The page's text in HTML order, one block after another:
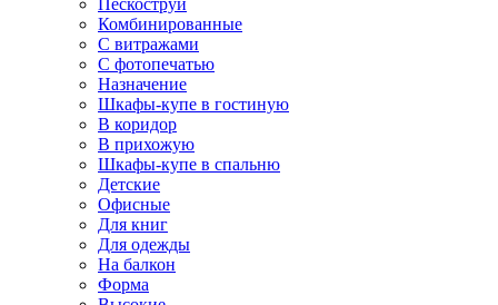
Пескоструй
Комбинированные
С витражами
С фотопечатью
Назначение
Шкафы-купе в гостиную
В коридор
В прихожую
Шкафы-купе в спальню
Детские
Офисные
Для книг
Для одежды
На балкон
Форма